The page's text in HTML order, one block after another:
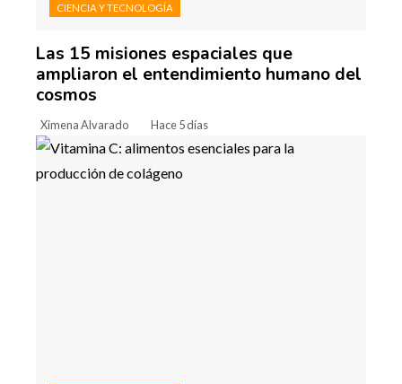
CIENCIA Y TECNOLOGÍA
Las 15 misiones espaciales que
ampliaron el entendimiento humano del
cosmos
Ximena Alvarado Hace 5 días